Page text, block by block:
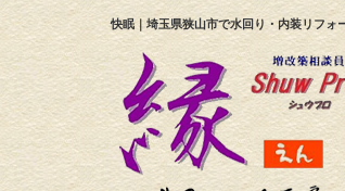
快眠｜埼玉県狭山市で水回り・内装リフォ